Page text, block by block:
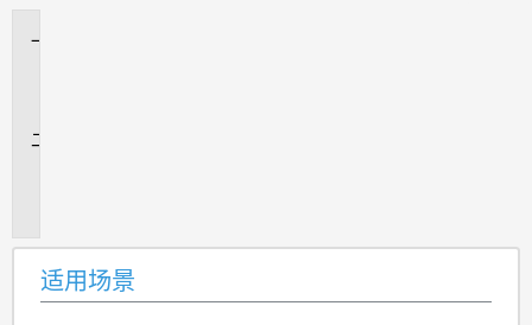
适用场景